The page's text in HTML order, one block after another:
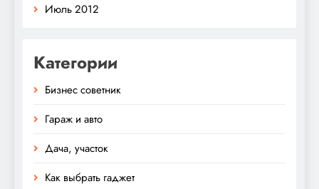
Июль 2012
Категории
Бизнес советник
Гараж и авто
Дача, участок
Как выбрать гаджет